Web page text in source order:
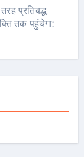
प्रतिबद्ध,
तक पहुंचेगा: